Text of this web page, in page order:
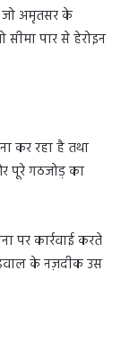
जो अमृतसर के
पार से हेरोइन
कर रहा है तथा
पूरे गठजोड़ का
पर कार्रवाई करते
के नज़दीक उस